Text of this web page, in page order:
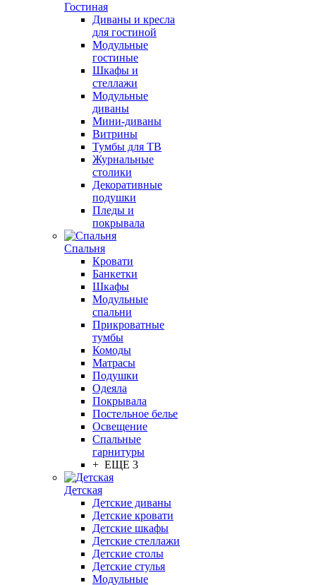
Гостиная
Диваны и кресла
для гостиной
Модульные
гостиные
Шкафы и
стеллажи
Модульные
диваны
Мини-диваны
Витрины
Тумбы для ТВ
Журнальные
столики
Декоративные
подушки
Пледы и
покрывала
Спальня
Кровати
Банкетки
Шкафы
Модульные
спальни
Прикроватные
тумбы
Комоды
Матрасы
Подушки
Одеяла
Покрывала
Постельное белье
Освещение
Спальные
гарнитуры
+ ЕЩЕ 3
Детская
Детские диваны
Детские кровати
Детские шкафы
Детские стеллажи
Детские столы
Детские стулья
Модульные